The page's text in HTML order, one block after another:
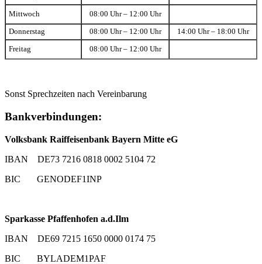
Mittwoch 08:00 Uhr – 12:00 Uhr
Donnerstag 08:00 Uhr – 12:00 Uhr 14:00 Uhr – 18:00 Uhr
Freitag 08:00 Uhr – 12:00 Uhr
Sonst Sprechzeiten nach Vereinbarung
Bankverbindungen:
Volksbank Raiffeisenbank Bayern Mitte eG
IBAN DE73 7216 0818 0002 5104 72
BIC GENODEF1INP
Sparkasse Pfaffenhofen a.d.Ilm
IBAN DE69 7215 1650 0000 0174 75
BIC BYLADEM1PAF